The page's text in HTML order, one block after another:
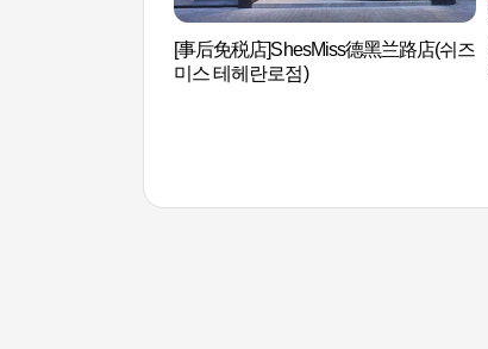
[事后免税店]ShesMiss德黑兰路店(쉬즈
미스 테헤란로점)